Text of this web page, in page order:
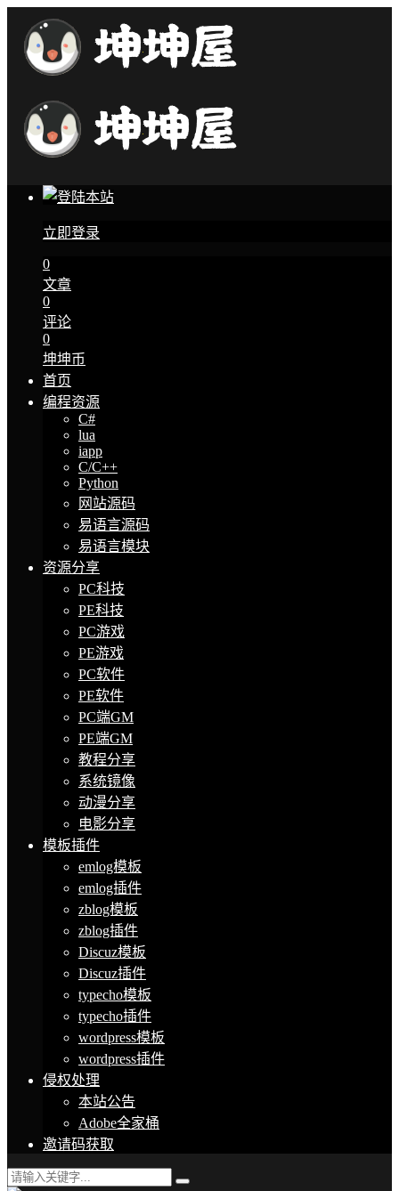
立即登录
0
文章
0
评论
0
坤坤币
首页
编程资源
C#
lua
iapp
C/C++
Python
网站源码
易语言源码
易语言模块
资源分享
PC科技
PE科技
PC游戏
PE游戏
PC软件
PE软件
PC端GM
PE端GM
教程分享
系统镜像
动漫分享
电影分享
模板插件
emlog模板
emlog插件
zblog模板
zblog插件
Discuz模板
Discuz插件
typecho模板
typecho插件
wordpress模板
wordpress插件
侵权处理
本站公告
Adobe全家桶
邀请码获取